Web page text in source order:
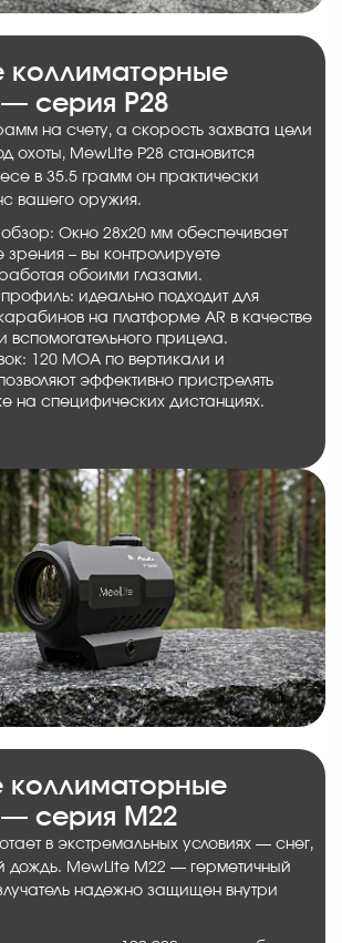
коллиматорные
серия P28
на счету, а скорость захвата цели
охоты, MewLite P28 становится
в 35.5 грамм он практически
вашего оружия.
Окно 28х20 мм обеспечивает
– вы контролируете
обоими глазами.
идеально подходит для
на платформе AR в качестве
вспомогательного прицела.
120 MOA по вертикали и
эффективно пристрелять
на специфических дистанциях.
коллиматорные
серия M22
в экстремальных условиях — снег,
дождь. MewLite M22 — герметичный
надежно защищен внутри